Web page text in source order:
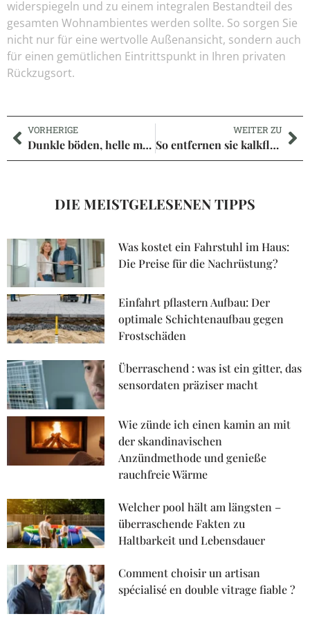
widerspiegeln und zu einem integralen Bestandteil des
gesamten Wohnambientes werden sollte. So sorgen Sie
nicht nur für eine wertvolle Außenansicht, sondern auch
für einen gemütlichen Eintrittspunkt in Ihren privaten
Rückzugsort.
VORHERIGE
Dunkle böden, helle möbel: kontraste, die dein zuhause erstrahlen lassen
WEITER ZU
So entfernen sie kalkflecken aus ihrer dusche: überraschend einfache lösungen
DIE MEISTGELESENEN TIPPS
Was kostet ein Fahrstuhl im Haus:
Die Preise für die Nachrüstung?
Einfahrt pflastern Aufbau: Der
optimale Schichtenaufbau gegen
Frostschäden
Überraschend : was ist ein gitter, das
sensordaten präziser macht
Wie zünde ich einen kamin an mit
der skandinavischen
Anzündmethode und genieße
rauchfreie Wärme
Welcher pool hält am längsten –
überraschende Fakten zu
Haltbarkeit und Lebensdauer
Comment choisir un artisan
spécialisé en double vitrage fiable ?